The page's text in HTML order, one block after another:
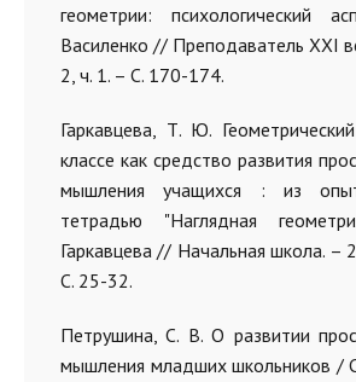
геометрии: психологический
Василенко // Преподаватель XXI
2, ч. 1. – С. 170-174.
Гаркавцева, Т. Ю.
классе как средство развития
мышления учащихся : из
тетрадью "Наглядная
Гаркавцева // Начальная школа.
С. 25-32.
Петрушина, С. В. О развитии
мышления младших школьников /